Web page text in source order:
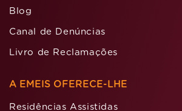
Blog
Canal de Denúncias
Livro de Reclamações
A EMEIS OFERECE-LHE
Residências Assistidas